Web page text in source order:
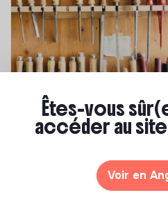
Compétences & formations
Comment se former à la
Marianne Roussel•09
Êtes-vous
accéder au site
Voir en